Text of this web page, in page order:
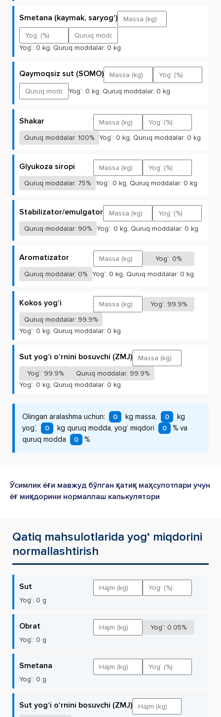
Smetana (kaymak, saryog‘)
Yog‘: 0 kg, Quruq moddalar: 0 kg
Qaymoqsiz sut (SOMO)
Yog‘: 0 kg, Quruq moddalar: 0 kg
Shakar
Quruq moddalar: 100% Yog‘: 0 kg, Quruq moddalar: 0 kg
Glyukoza siropi
Quruq moddalar: 75% Yog‘: 0 kg, Quruq moddalar: 0 kg
Stabilizator/emulgator
Quruq moddalar: 90% Yog‘: 0 kg, Quruq moddalar: 0 kg
Aromatizator
Yog‘: 0%
Quruq moddalar: 0% Yog‘: 0 kg, Quruq moddalar: 0 kg
Kokos yog‘i
Yog‘: 99.9%
Quruq moddalar: 99.9%
Yog‘: 0 kg, Quruq moddalar: 0 kg
Sut yog‘i o‘rnini bosuvchi (ZMJ)
Yog‘: 99.9%
Quruq moddalar: 99.9%
Yog‘: 0 kg, Quruq moddalar: 0 kg
Olingan aralashma uchun: 0 kg massa, 0
kg
yog‘,
0 kg quruq modda, yog‘ miqdori 0
% va
quruq modda
0 %
Ўсимлик ёғи мавжуд бўлган қатиқ маҳсулотлари учун
ёғ миқдорини нормаллаш калькулятори
Qatiq mahsulotlarida yog‘ miqdorini
normallashtirish
Sut
Yog‘: 0 g
Obrat
Yog‘: 0.05%
Yog‘: 0 g
Smetana
Yog‘: 0 g
Sut yog‘i o‘rnini bosuvchi (ZMJ)